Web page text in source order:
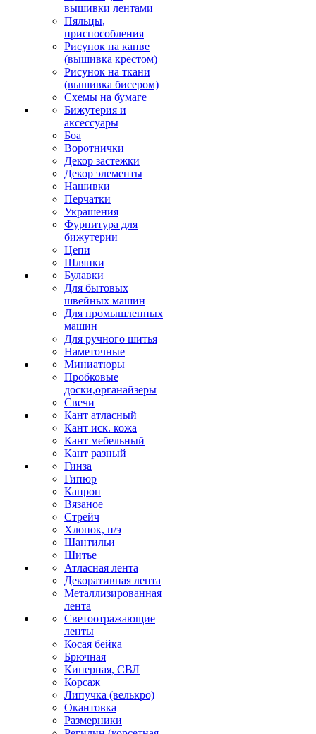
вышивки лентами
Пяльцы,
приспособления
Рисунок на канве
(вышивка крестом)
Рисунок на ткани
(вышивка бисером)
Схемы на бумаге
Бижутерия и
аксессуары
Боа
Воротнички
Декор застежки
Декор элементы
Нашивки
Перчатки
Украшения
Фурнитура для
бижутерии
Цепи
Шляпки
Булавки
Для бытовых
швейных машин
Для промышленных
машин
Для ручного шитья
Наметочные
Миниатюры
Пробковые
доски,органайзеры
Свечи
Кант атласный
Кант иск. кожа
Кант мебельный
Кант разный
Гинза
Гипюр
Капрон
Вязаное
Стрейч
Хлопок, п/э
Шантильи
Шитье
Атласная лента
Декоративная лента
Металлизированная
лента
Светоотражающие
ленты
Косая бейка
Брючная
Киперная, СВЛ
Корсаж
Липучка (велькро)
Окантовка
Размерники